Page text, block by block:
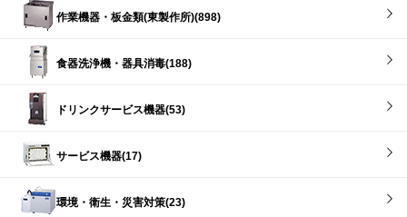
作業機器・板金類(東製作所)(898)
食器洗浄機・器具消毒(188)
ドリンクサービス機器(53)
サービス機器(17)
環境・衛生・災害対策(23)